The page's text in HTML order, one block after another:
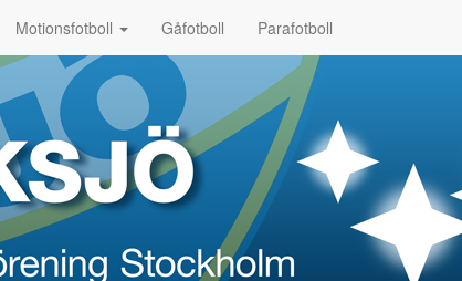
Motionsfotboll Gåfotboll Parafotboll